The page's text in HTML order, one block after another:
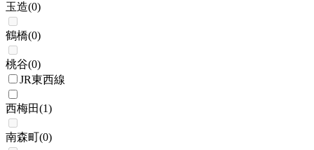
玉造(0)
鶴橋(0)
桃谷(0)
JR東西線
西梅田(1)
南森町(0)